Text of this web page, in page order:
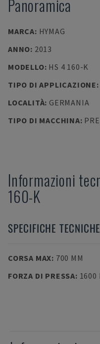
Panoramica
MARCA: HYMAG
ANNO: 2013
MODELLO: HS 4 160-K
TIPO DI APPLICAZIONE:
LOCALITÀ: GERMANIA
TIPO DI MACCHINA:
Informazioni
160-K
SPECIFICHE TECNICHE
CORSA MAX: 700 MM
FORZA DI PRESSA: 1600